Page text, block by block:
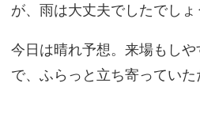
が、雨は大丈夫でしたでしょ
今日は晴れ予想。来場もし
で、ふらっと立ち寄っていた